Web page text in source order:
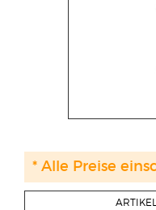
* Alle Preise